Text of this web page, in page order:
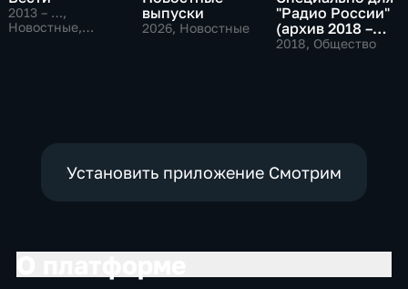
2013 – …,
Новостные,
выпуски
2026, Новостные
"Радио России"
(архив 2018 –
2019)
2018, Общество
Установить приложение Смотрим